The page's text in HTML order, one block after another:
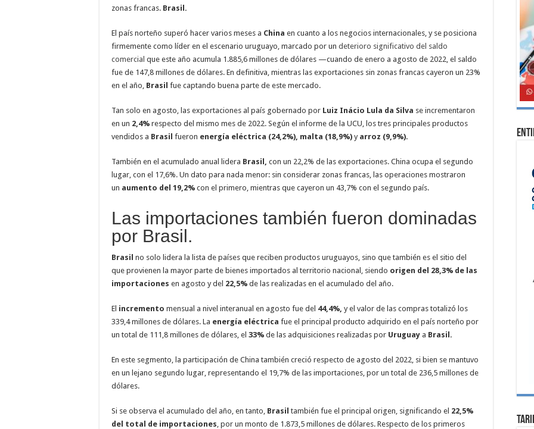
zonas francas. Brasil.
El país norteño superó hacer varios meses a China en cuanto a los negocios internacionales, y se posiciona
firmemente como líder en el escenario uruguayo, marcado por un deterioro significativo del saldo
comercial que este año acumula 1.885,6 millones de dólares —cuando de enero a agosto de 2022, el saldo
fue de 147,8 millones de dólares. En definitiva, mientras las exportaciones sin zonas francas cayeron un 23%
en el año, Brasil fue captando buena parte de este mercado.
Tan solo en agosto, las exportaciones al país gobernado por Luiz Inácio Lula da Silva se incrementaron
en un 2,4% respecto del mismo mes de 2022. Según el informe de la UCU, los tres principales productos
vendidos a Brasil fueron energía eléctrica (24,2%), malta (18,9%) y arroz (9,9%).
También en el acumulado anual lidera Brasil, con un 22,2% de las exportaciones. China ocupa el segundo
lugar, con el 17,6%. Un dato para nada menor: sin considerar zonas francas, las operaciones mostraron
un aumento del 19,2% con el primero, mientras que cayeron un 43,7% con el segundo país.
Las importaciones también fueron dominadas
por Brasil.
Brasil no solo lidera la lista de países que reciben productos uruguayos, sino que también es el sitio del
que provienen la mayor parte de bienes importados al territorio nacional, siendo origen del 28,3% de las
importaciones en agosto y del 22,5% de las realizadas en el acumulado del año.
El incremento mensual a nivel interanual en agosto fue del 44,4%, y el valor de las compras totalizó los
339,4 millones de dólares. La energía eléctrica fue el principal producto adquirido en el país norteño por
un total de 111,8 millones de dólares, el 33% de las adquisiciones realizadas por Uruguay a Brasil.
En este segmento, la participación de China también creció respecto de agosto del 2022, si bien se mantuvo
en un lejano segundo lugar, representando el 19,7% de las importaciones, por un total de 236,5 millones de
dólares.
Si se observa el acumulado del año, en tanto, Brasil también fue el principal origen, significando el 22,5%
del total de importaciones, por un monto de 1.873,5 millones de dólares. Respecto de los primeros